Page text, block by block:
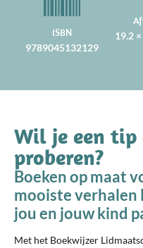
ISBN
9789045132129
19.2
Wil je een tip
proberen?
Boeken op maat
mooiste verhalen
jou en jouw kind
Met het Boekwijzer